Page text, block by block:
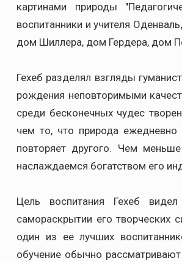
картинами природы
воспитанники и учителя
дом Шиллера, дом Гердера, дом
Гехеб разделял взгляды
рождения неповторимыми
среди бесконечных чудес
чем то, что природа
повторяет другого. Чем
наслаждаемся богатством его
Цель воспитания Гехеб
самораскрытии его творческих
один из ее лучших
обучение обычно